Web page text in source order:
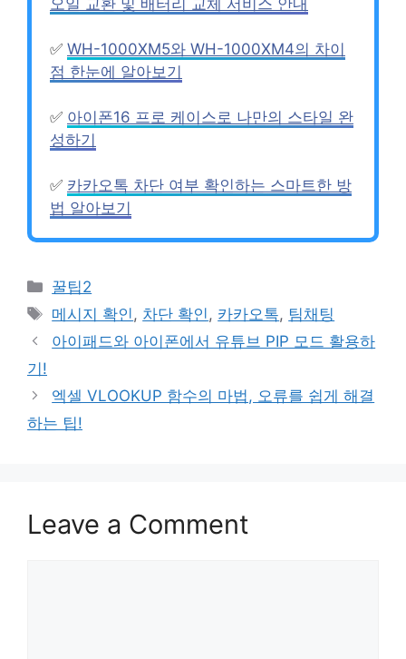
✅ WH-1000XM5와 WH-1000XM4의 차이
점 한눈에 알아보기
✅ 아이폰16 프로 케이스로 나만의 스타일 완
성하기
✅ 카카오톡 차단 여부 확인하는 스마트한 방
법 알아보기
Categories
꿀팁2
Tags
메시지 확인 , 차단 확인 , 카카오톡, 팀채팅
아이패드와 아이폰에서 유튜브 PIP 모드 활용하
기!
엑셀 VLOOKUP 함수의 마법, 오류를 쉽게 해결
하는 팁!
Leave a Comment